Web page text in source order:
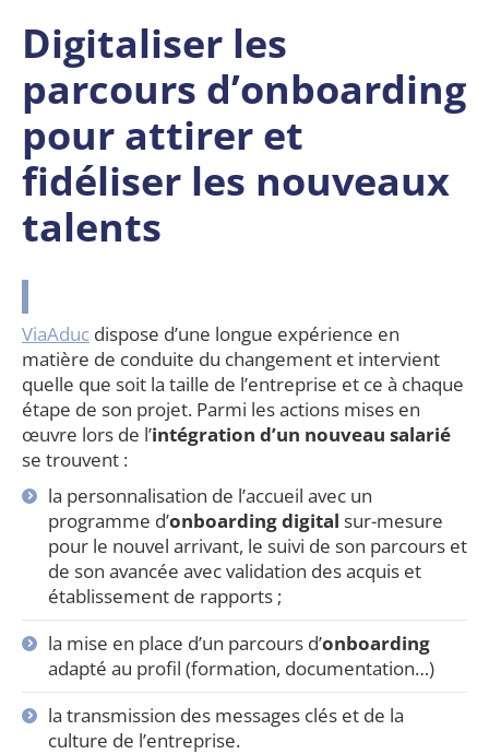
Digitaliser les
parcours d’onboarding
pour attirer et
fidéliser les nouveaux
talents
ViaAduc dispose d’une longue expérience en
matière de conduite du changement et intervient
quelle que soit la taille de l’entreprise et ce à chaque
étape de son projet. Parmi les actions mises en
œuvre lors de l’intégration d’un nouveau salarié
se trouvent :
la personnalisation de l’accueil avec un
programme d’onboarding digital sur-mesure
pour le nouvel arrivant, le suivi de son parcours et
de son avancée avec validation des acquis et
établissement de rapports ;
la mise en place d’un parcours d’onboarding
adapté au profil (formation, documentation…)
la transmission des messages clés et de la
culture de l’entreprise.